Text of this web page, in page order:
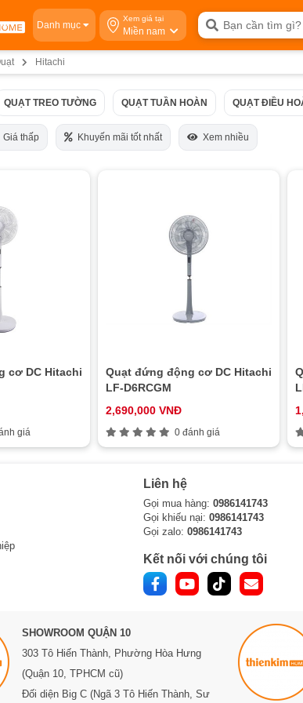
Danh mục
Xem giá tại
Miền nam
Hitachi
QUẠT TREO TƯỜNG QUẠT TUẦN HOÀN QUẠT ĐIỀU
Giá thấp Khuyến mãi tốt nhất Xem nhiều
cơ DC Hitachi
giá
Quạt đứng động cơ DC Hitachi
LF-D6RCGM
2,690,000 VNĐ
0 đánh giá
Liên hệ
Gọi mua hàng: 0986141743
Gọi khiếu nại: 0986141743
Gọi zalo: 0986141743
Kết nối với chúng tôi
SHOWROOM QUẬN 10
303 Tô Hiến Thành, Phường Hòa Hưng
(Quận 10, TPHCM cũ)
Đối diện Big C (Ngã 3 Tô Hiến Thành, Sư